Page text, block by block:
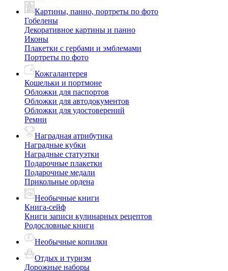
Картины, панно, портреты по фото
Гобелены
Декоративное картины и панно
Иконы
Плакетки с гербами и эмблемами
Портреты по фото
Кожгалантерея
Кошельки и портмоне
Обложки для паспортов
Обложки для автодокументов
Обложки для удостоверений
Ремни
Наградная атрибутика
Наградные кубки
Наградные статуэтки
Подарочные плакетки
Подарочные медали
Прикольные ордена
Необычные книги
Книга-сейф
Книги записи кулинарных рецептов
Родословные книги
Необычные копилки
Отдых и туризм
Дорожные наборы